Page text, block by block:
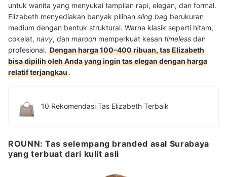
untuk wanita yang menyukai tampilan rapi, elegan, dan formal.
Elizabeth menyediakan banyak pilihan sling bag berukuran
medium dengan bentuk struktural. Warna klasik seperti hitam,
cokelat, navy, dan maroon memperkuat kesan timeless dan
profesional. Dengan harga 100–400 ribuan, tas Elizabeth
bisa dipilih oleh Anda yang ingin tas elegan dengan harga
relatif terjangkau.
10 Rekomendasi Tas Elizabeth Terbaik
ROUNN: Tas selempang branded asal Surabaya
yang terbuat dari kulit asli